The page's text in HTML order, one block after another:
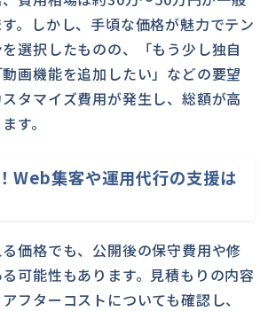
。しかし、手頃な価格が魅力でテン
選択したものの、「もう少し独自
画機能を追加したい」などの要望
タマイズ費用が発生し、総額が高
す。
Web集客や運用代行の支援は
価格でも、公開後の保守費用や修
可能性もあります。見積もりの内容
フターコストについても確認し、